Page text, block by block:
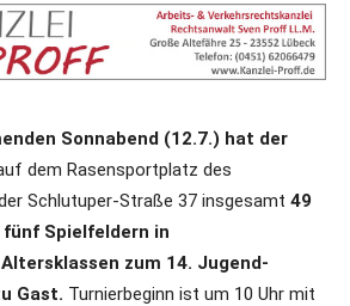
Sonnabend (12.7.) hat der
dem Rasensportplatz des
Schlutuper-Straße 37 insgesamt 49
Spielfeldern in
zum 14. Jugend-
Gast. Turnierbeginn ist um 10 Uhr mit